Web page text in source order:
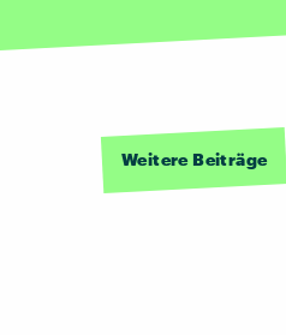
Weitere Beiträge